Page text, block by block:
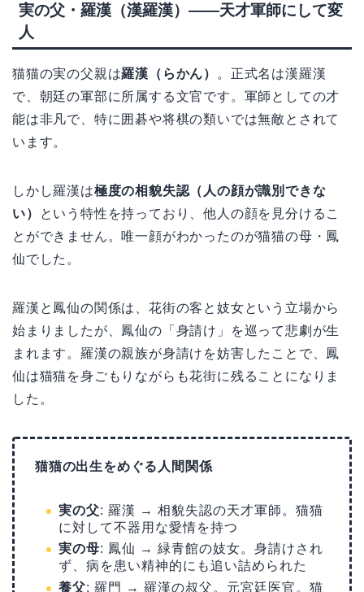
実の父・羅漢（漢羅漢）——天才軍師にして変
人
猫猫の実の父親は羅漢（らかん）
。正式名は漢羅漢
で、朝廷の軍部に所属する文官です。軍師としての才
能は非凡で、特に囲碁や将棋の類いでは無敵とされて
います。
しかし羅漢は極度の相貌失認（人の顔が識別できな
い）
という特性を持っており、他人の顔を見分けるこ
とができません。唯一顔がわかったのが猫猫の母・鳳
仙でした。
羅漢と鳳仙の関係は、花街の客と妓女という立場から
始まりましたが、鳳仙の「身請け」を巡って悲劇が生
まれます。羅漢の親族が身請けを妨害したことで、鳳
仙は猫猫を身ごもりながらも花街に残ることになりま
した。
猫猫の出生をめぐる人間関係
実の父: 羅漢 → 相貌失認の天才軍師。猫猫
に対して不器用な愛情を持つ
実の母: 鳳仙 → 緑青館の妓女。身請けされ
ず、病を患い精神的にも追い詰められた
養父: 羅門 → 羅漢の叔父。元宮廷医官。猫